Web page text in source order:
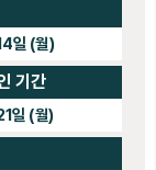
일 (월)
기간
일 (월)